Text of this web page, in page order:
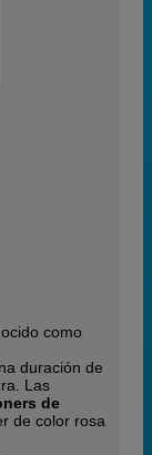
como
duración de
Las
de
de color rosa